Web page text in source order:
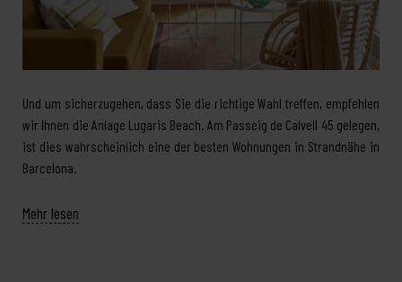
Und um sicherzugehen, dass Sie die richtige Wahl treffen, empfehlen
wir Ihnen die Anlage Lugaris Beach. Am Passeig de Calvell 45 gelegen,
ist dies wahrscheinlich eine der besten Wohnungen in Strandnähe in
Barcelona.
Mehr lesen